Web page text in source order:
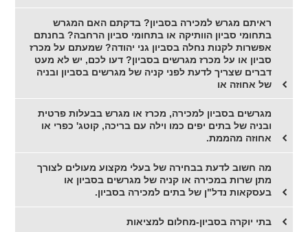
ראיתם מגרש למכירה בסביון? בדקתם האם המגרש
בתחומי סביון הוותיקה או בתחומי סביון הרחבה? בחנתם
אפשרות לקנות נחלה בסביון גני יהודה? שמעתם על מכרז
סביון או על מכרז מגרשים בסביון? דעו לכם, יש לא מעט
דברים שצריך לדעת לפני קניה של מגרשים בסביון ובניה
של אחוזה או
מגרשים בסביון למכירה, מכרז או מגרש בבעלות פרטית
ובניה של בתים יפים כמו וילה עם בריכה, קוטג' כפרי או
אחוזה מהממת.
מה חשוב לדעת בבחירה של בעלי מקצוע מעולים לצורך
מתן שרות במכירה או קניה של מגרשים בסביון או
בעסקאות נדל"ן של בתים למכירה בסביון.
בתי יוקרה בסביון-מחלום למציאות